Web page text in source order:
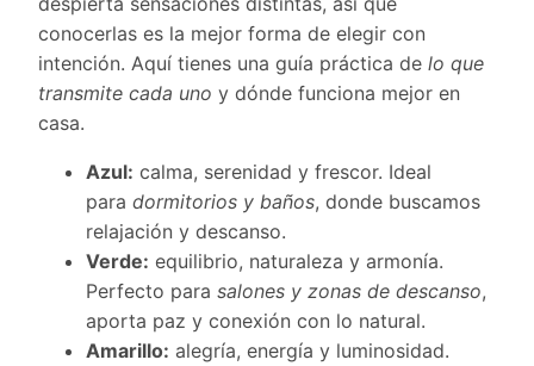
conocerlas es la mejor forma de elegir con
intención. Aquí tienes una guía práctica de lo que
transmite cada uno y dónde funciona mejor en
casa.
Azul: calma, serenidad y frescor. Ideal
para dormitorios y baños, donde buscamos
relajación y descanso.
Verde: equilibrio, naturaleza y armonía.
Perfecto para salones y zonas de descanso,
aporta paz y conexión con lo natural.
Amarillo: alegría, energía y luminosidad.